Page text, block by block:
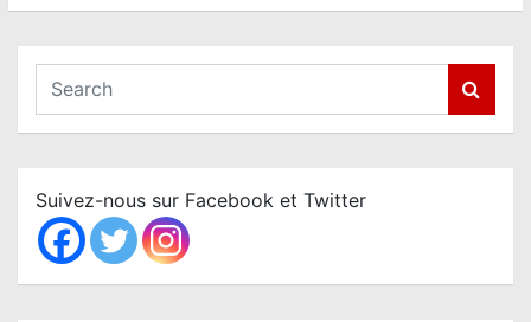
a
c
h
Suivez-nous sur Facebook et Twitter